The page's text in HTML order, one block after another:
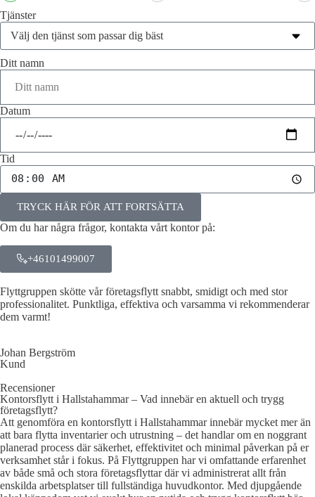
Tjänster
Ditt namn
Datum
Tid
TRYCK HÄR FÖR ATT FORTSÄTTA
Om du har några frågor, kontakta vårt kontor på:
+46101499007
Flyttgruppen skötte vår företagsflytt snabbt, smidigt och med stor
professionalitet. Punktliga, effektiva och varsamma vi rekommenderar
dem varmt!
Johan Bergström
Kund
Recensioner
Kontorsflytt i Hallstahammar – Vad innebär en aktuell och trygg
företagsflytt?
Att genomföra en kontorsflytt i Hallstahammar innebär mycket mer än
att bara flytta inventarier och utrustning – det handlar om en noggrant
planerad process där säkerhet, effektivitet och minimal påverkan på er
verksamhet står i fokus. På Flyttgruppen har vi omfattande erfarenhet
av både små och stora företagsflyttar där vi administrerat allt från
enskilda arbetsplatser till fullständiga huvudkontor. Med djupgående